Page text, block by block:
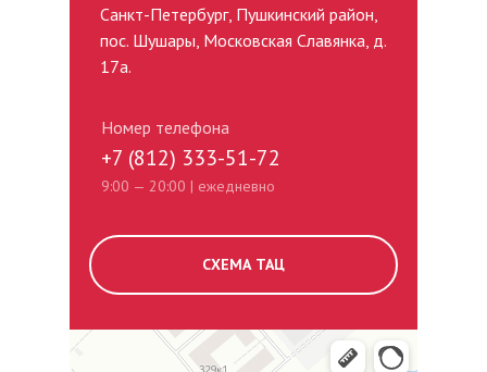
Санкт-Петербург, Пушкинский район,
пос. Шушары, Московская Славянка, д.
17а.
Номер телефона
+7 (812) 333-51-72
9:00 — 20:00 | ежедневно
СХЕМА ТАЦ